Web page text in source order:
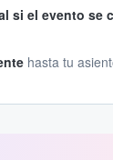
si el evento se
hasta tu